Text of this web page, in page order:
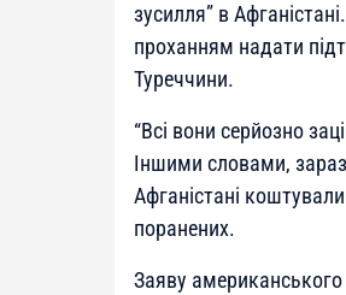
зусилля” в
проханням надати
Туреччини.
“Всі вони серйозно
Іншими словами,
Афганістані
поранених.
Заяву